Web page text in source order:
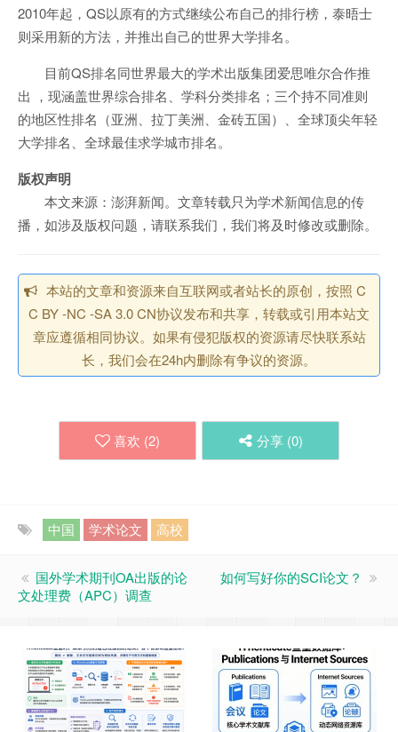
2010年起，QS以原有的方式继续公布自己的排行榜，泰晤士
则采用新的方法，并推出自己的世界大学排名。
目前QS排名同世界最大的学术出版集团爱思唯尔合作推
出 ，现涵盖世界综合排名、学科分类排名；三个持不同准则
的地区性排名（亚洲、拉丁美洲、金砖五国）、全球顶尖年轻
大学排名、全球最佳求学城市排名。
版权声明
本文来源：澎湃新闻。文章转载只为学术新闻信息的传
播，如涉及版权问题，请联系我们，我们将及时修改或删除。
本站的文章和资源来自互联网或者站长的原创，按照 C
C BY -NC -SA 3.0 CN协议发布和共享，转载或引用本站文
章应遵循相同协议。如果有侵犯版权的资源请尽快联系站
长，我们会在24h内删除有争议的资源。
喜欢 (2) 分享 (0)
中国 学术论文 高校
国外学术期刊OA出版的论
文处理费（APC）调查
如何写好你的SCI论文？